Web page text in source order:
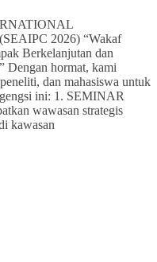
2026) “Wakaf
Berkelanjutan dan
Dengan hormat, kami
dan mahasiswa untuk
ini: 1. SEMINAR
wawasan strategis
kawasan